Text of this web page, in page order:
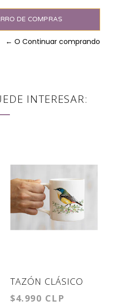
← O Continuar comprando
INTERESAR:
TAZÓN CLÁSICO
SIETE COLORES
$4.990 CLP